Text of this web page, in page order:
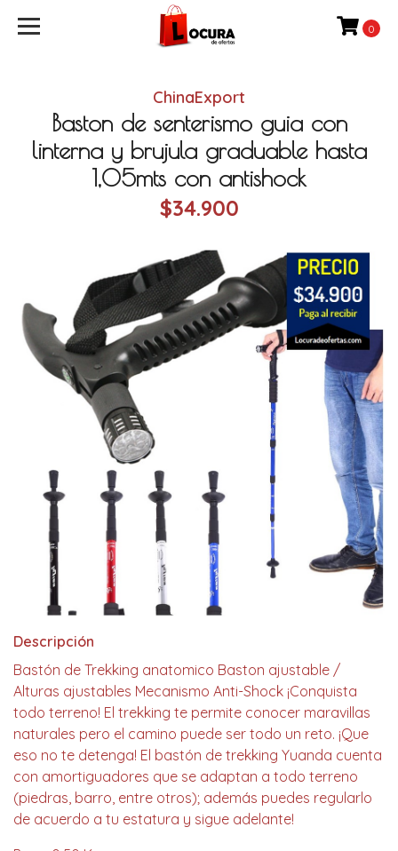
0
ChinaExport
Baston de senterismo guia con
linterna y brujula graduable hasta
1,05mts con antishock
$34.900
Descripción
Bastón de Trekking anatomico Baston ajustable /
Alturas ajustables Mecanismo Anti-Shock ¡Conquista
todo terreno! El trekking te permite conocer maravillas
naturales pero el camino puede ser todo un reto. ¡Que
eso no te detenga! El bastón de trekking Yuanda cuenta
con amortiguadores que se adaptan a todo terreno
(piedras, barro, entre otros); además puedes regularlo
de acuerdo a tu estatura y sigue adelante!